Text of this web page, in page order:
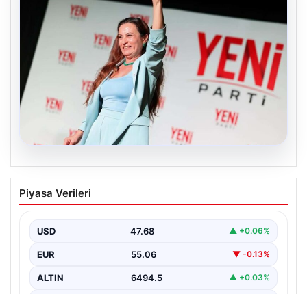
Manisa’da Rüşvet Soruşturması: Yeni
Parti İl Başkanı İlksen Özalper
Manisa'da yaşanan rüşvet operasyonu kapsamında
gözaltına…
Piyasa Verileri
USD 47.68 ▲ +0.06%
EUR 55.06 ▼ -0.13%
ALTIN 6494.5 ▲ +0.03%